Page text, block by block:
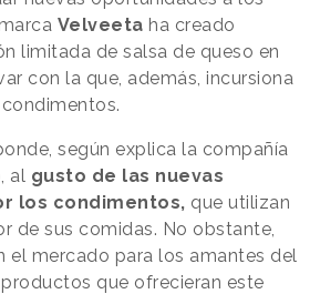
Velveeta ha creado
limitada de salsa de queso en
con la que, además, incursiona
según explica la compañía
al gusto de las nuevas
los condimentos, que utilizan
de sus comidas. No obstante,
el mercado para los amantes del
que ofrecieran este